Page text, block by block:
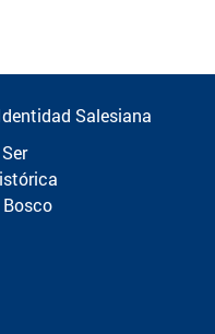
Salesiana